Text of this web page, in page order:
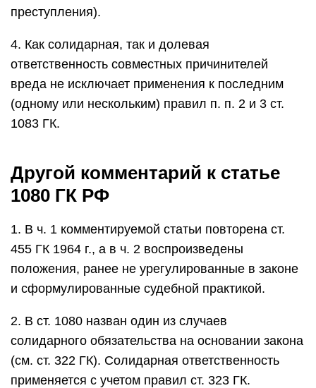
преступления).
4. Как солидарная, так и долевая
ответственность совместных причинителей
вреда не исключает применения к последним
(одному или нескольким) правил п. п. 2 и 3 ст.
1083 ГК.
Другой комментарий к статье
1080 ГК РФ
1. В ч. 1 комментируемой статьи повторена ст.
455 ГК 1964 г., а в ч. 2 воспроизведены
положения, ранее не урегулированные в законе
и сформулированные судебной практикой.
2. В ст. 1080 назван один из случаев
солидарного обязательства на основании закона
(см. ст. 322 ГК). Солидарная ответственность
применяется с учетом правил ст. 323 ГК.